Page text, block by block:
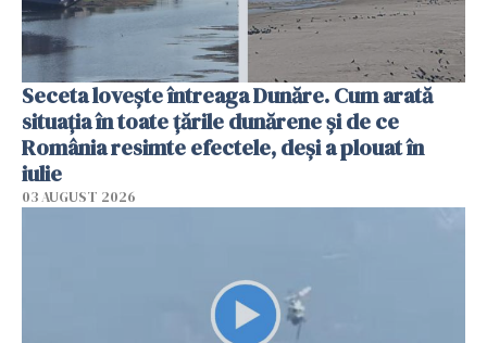
Seceta lovește întreaga Dunăre. Cum arată
situația în toate țările dunărene și de ce
România resimte efectele, deși a plouat în
iulie
03 AUGUST 2026